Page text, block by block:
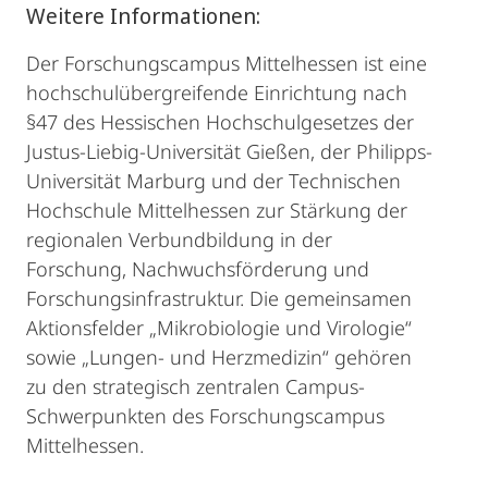
Weitere Informationen:
Der Forschungscampus Mittelhessen ist eine
hochschulübergreifende Einrichtung nach
§47 des Hessischen Hochschulgesetzes der
Justus-Liebig-Universität Gießen, der Philipps-
Universität Marburg und der Technischen
Hochschule Mittelhessen zur Stärkung der
regionalen Verbundbildung in der
Forschung, Nachwuchsförderung und
Forschungsinfrastruktur. Die gemeinsamen
Aktionsfelder „Mikrobiologie und Virologie“
sowie „Lungen- und Herzmedizin“ gehören
zu den strategisch zentralen Campus-
Schwerpunkten des Forschungscampus
Mittelhessen.